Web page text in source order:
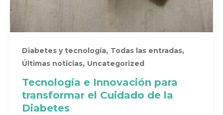
Diabetes y tecnología, Todas las entradas,
Últimas noticias, Uncategorized
Tecnología e Innovación para
transformar el Cuidado de la
Diabetes